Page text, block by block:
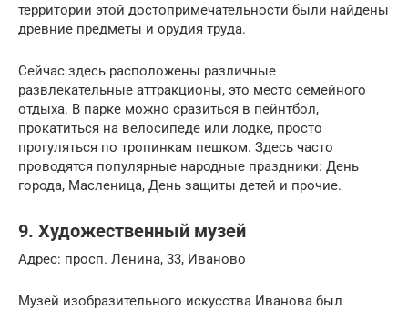
территории этой достопримечательности были найдены
древние предметы и орудия труда.
Сейчас здесь расположены различные
развлекательные аттракционы, это место семейного
отдыха. В парке можно сразиться в пейнтбол,
прокатиться на велосипеде или лодке, просто
прогуляться по тропинкам пешком. Здесь часто
проводятся популярные народные праздники: День
города, Масленица, День защиты детей и прочие.
9. Художественный музей
Адрес: просп. Ленина, 33, Иваново
Музей изобразительного искусства Иванова был